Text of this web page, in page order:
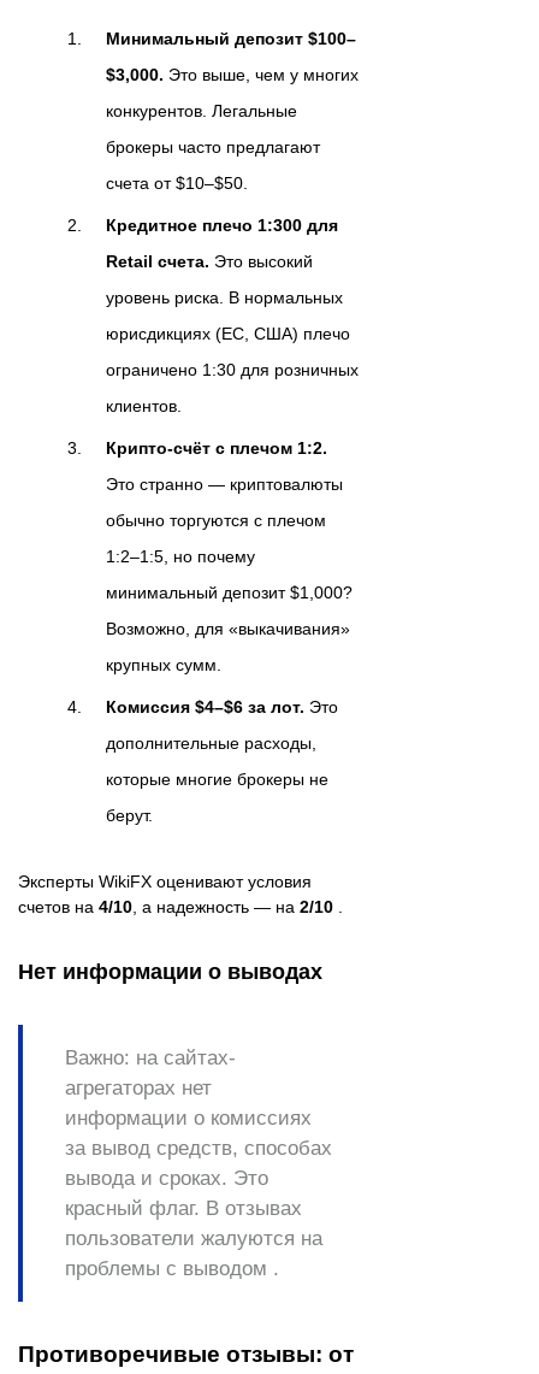
Минимальный депозит $100–
$3,000. Это выше, чем у многих
конкурентов. Легальные
брокеры часто предлагают
счета от $10–$50.
Кредитное плечо 1:300 для
Retail счета. Это высокий
уровень риска. В нормальных
юрисдикциях (ЕС, США) плечо
ограничено 1:30 для розничных
клиентов.
Крипто-счёт с плечом 1:2.
Это странно — криптовалюты
обычно торгуются с плечом
1:2–1:5, но почему
минимальный депозит $1,000?
Возможно, для «выкачивания»
крупных сумм.
Комиссия $4–$6 за лот. Это
дополнительные расходы,
которые многие брокеры не
берут.
Эксперты WikiFX оценивают условия
счетов на 4/10, а надежность — на 2/10 .
Нет информации о выводах
Важно: на сайтах-
агрегаторах нет
информации о комиссиях
за вывод средств, способах
вывода и сроках. Это
красный флаг. В отзывах
пользователи жалуются на
проблемы с выводом .
Противоречивые отзывы: от